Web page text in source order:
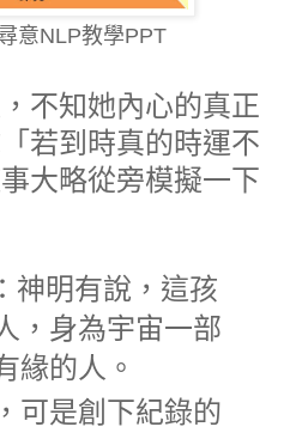
意NLP教學PPT
不知她內心的真正
若到時真的時運不
大略從旁模擬一下
神明有說，這孩
，身為宇宙一部
緣的人。
可是創下紀錄的